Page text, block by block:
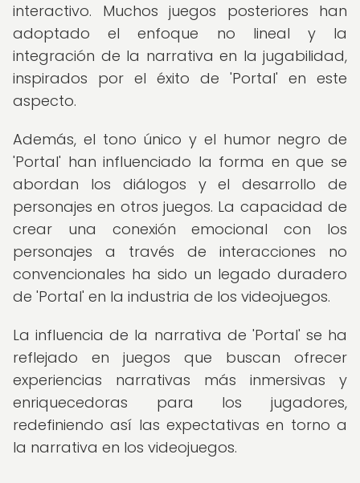
interactivo. Muchos juegos posteriores han
adoptado el enfoque no lineal y la
integración de la narrativa en la jugabilidad,
inspirados por el éxito de 'Portal' en este
aspecto.
Además, el tono único y el humor negro de
'Portal' han influenciado la forma en que se
abordan los diálogos y el desarrollo de
personajes en otros juegos. La capacidad de
crear una conexión emocional con los
personajes a través de interacciones no
convencionales ha sido un legado duradero
de 'Portal' en la industria de los videojuegos.
La influencia de la narrativa de 'Portal' se ha
reflejado en juegos que buscan ofrecer
experiencias narrativas más inmersivas y
enriquecedoras para los jugadores,
redefiniendo así las expectativas en torno a
la narrativa en los videojuegos.